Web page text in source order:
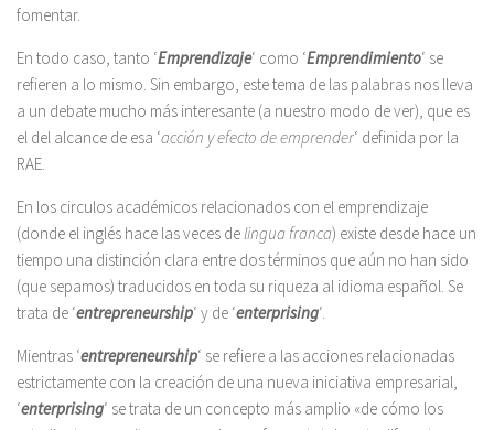
fomentar.
En todo caso, tanto ‘Emprendizaje‘ como ‘Emprendimiento‘ se
refieren a lo mismo. Sin embargo, este tema de las palabras nos lleva
a un debate mucho más interesante (a nuestro modo de ver), que es
el del alcance de esa ‘acción y efecto de emprender‘ definida por la
RAE.
En los circulos académicos relacionados con el emprendizaje
(donde el inglés hace las veces delingua franca) existe desde hace un
tiempo una distinción clara entre dos términos que aún no han sido
(que sepamos) traducidos en toda su riqueza al idioma español. Se
trata de ‘entrepreneurship‘ y de ‘enterprising‘.
Mientras ‘entrepreneurship‘ se refiere a las acciones relacionadas
estrictamente con la creación de una nueva iniciativa empresarial,
‘enterprising‘ se trata de un concepto más amplio «de cómo los